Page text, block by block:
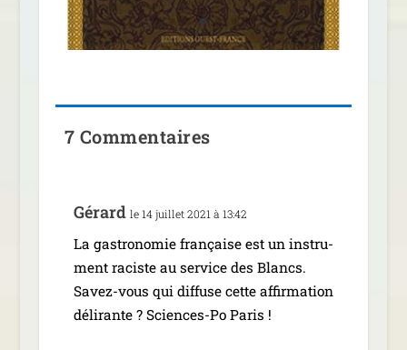
7 Commentaires
Gérard le 14 juillet 2021 à 13:42
La gas­tro­no­mie fran­çaise est un ins­tru­
ment raciste au ser­vice des Blancs.
Savez-vous qui dif­fuse cette affir­ma­tion
déli­rante ? Sciences-Po Paris !